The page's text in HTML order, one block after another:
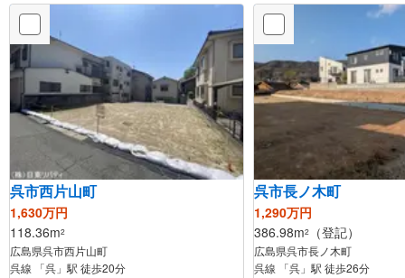
呉市西片山町
1,630万円
118.36m2
広島県呉市西片山町
呉線 「呉」駅 徒歩20分
呉市長ノ木町
1,290万円
386.98m2 （登記）
広島県呉市長ノ木町
呉線 「呉」駅 徒歩26分